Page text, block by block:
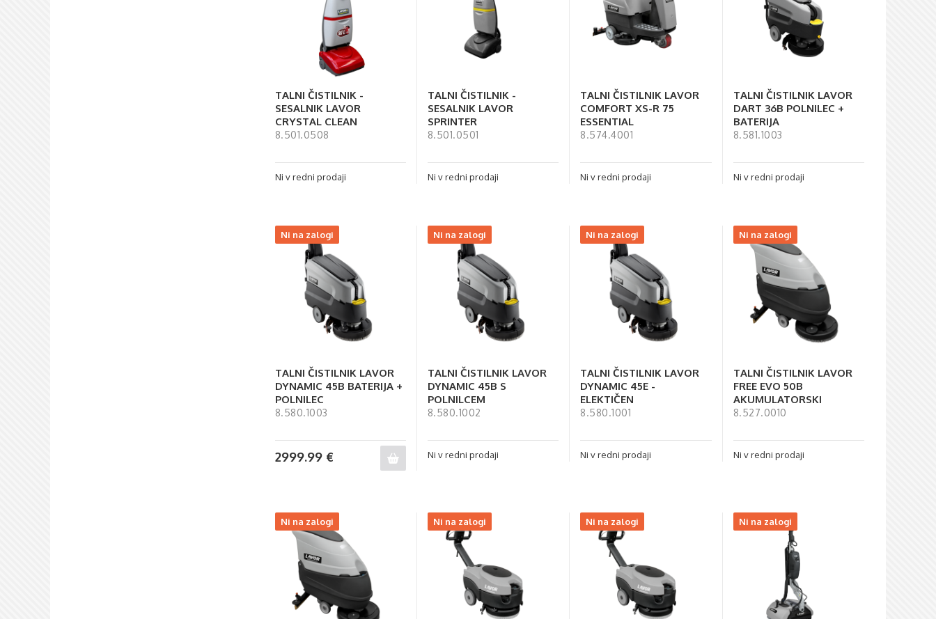
TALNI ČISTILNIK -
SESALNIK LAVOR
CRYSTAL CLEAN
8.501.0508
Ni v redni prodaji
TALNI ČISTILNIK -
SESALNIK LAVOR
SPRINTER
8.501.0501
Ni v redni prodaji
TALNI ČISTILNIK LAVOR
COMFORT XS-R 75
ESSENTIAL
8.574.4001
Ni v redni prodaji
TALNI ČISTILNIK LAVOR
DART 36B POLNILEC +
BATERIJA
8.581.1003
Ni v redni prodaji
Ni na zalogi
TALNI ČISTILNIK LAVOR
DYNAMIC 45B BATERIJA +
POLNILEC
8.580.1003
2999.99 €
Ni na zalogi
TALNI ČISTILNIK LAVOR
DYNAMIC 45B S
POLNILCEM
8.580.1002
Ni v redni prodaji
Ni na zalogi
TALNI ČISTILNIK LAVOR
DYNAMIC 45E -
ELEKTIČEN
8.580.1001
Ni v redni prodaji
Ni na zalogi
TALNI ČISTILNIK LAVOR
FREE EVO 50B
AKUMULATORSKI
8.527.0010
Ni v redni prodaji
Ni na zalogi Ni na zalogi Ni na zalogi Ni na zalogi